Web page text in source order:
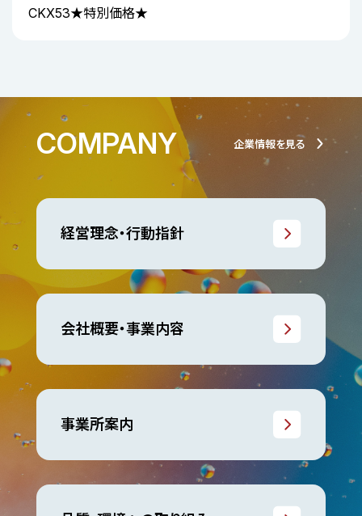
CKX53★特別価格★
COMPANY 企業情報を見る
経営理念・行動指針
会社概要・事業内容
事業所案内